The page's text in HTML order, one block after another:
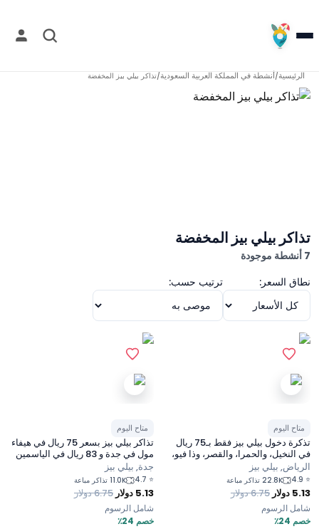
الرئيسية/أنشطة في المملكة العربية السعودية/تذاكر بيلي بيز المخفضة
تذاكر بيلي بيز المخفضة
7 أنشطة موجودة
نطاق السعر:
ترتيب حسب:
متاح اليوم
تذكرة دخول بيلي بيز فقط بـ75 ريال
في النخيل، والحمرا، والقصر، وذا فيو،
وبارك افينو، وتالا مول في الرياض
الرياض, بيلي بيز
⭐
4.9 22.8K تذاكر مباعة
5.13 دولار 6.75دولار
خصم 24٪
شامل الرسوم
متاح اليوم
تذاكر بيلي بيز بسعر 75 ريال في هيفاء
مول في جدة و 83 ريال في الياسمين
مول والعرب مول، وجدة بارك
جدة, بيلي بيز
⭐
4.7 11.0K تذاكر مباعة
5.13 دولار 6.75دولار
خصم 24٪
شامل الرسوم